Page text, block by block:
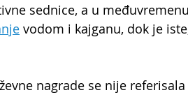
sednice, a u
vodom i kajganu, dok je
nagrade se nije